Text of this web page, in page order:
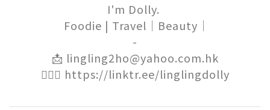
I'm Dolly.
-
📩 lingling2ho@yahoo.com.hk
🙋🏻‍♀️ https://linktr.ee/linglingdolly